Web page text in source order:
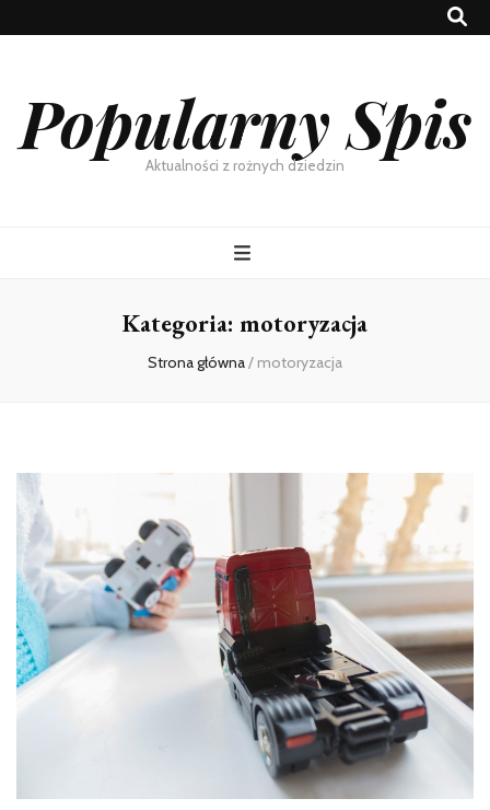
Popularny Spis
Aktualności z rożnych dziedzin
Kategoria: motoryzacja
Strona główna/ motoryzacja